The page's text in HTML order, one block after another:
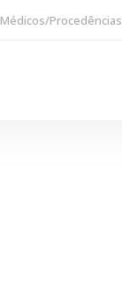
Médicos/Procedências